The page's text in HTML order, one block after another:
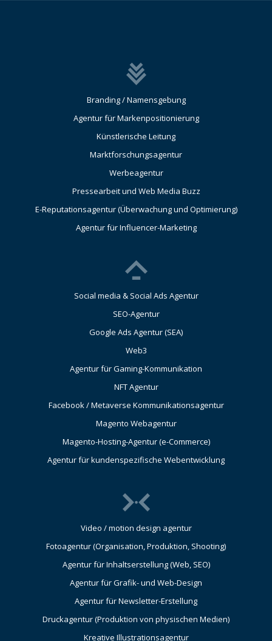
Branding / Namensgebung
Agentur für Markenpositionierung
Künstlerische Leitung
Marktforschungsagentur
Werbeagentur
Pressearbeit und Web Media Buzz
E-Reputationsagentur (Überwachung und Optimierung)
Agentur für Influencer-Marketing
Social media & Social Ads Agentur
SEO-Agentur
Google Ads Agentur (SEA)
Web3
Agentur für Gaming-Kommunikation
NFT Agentur
Facebook / Metaverse Kommunikationsagentur
Magento Webagentur
Magento-Hosting-Agentur (e-Commerce)
Agentur für kundenspezifische Webentwicklung
Video / motion design agentur
Fotoagentur (Organisation, Produktion, Shooting)
Agentur für Inhaltserstellung (Web, SEO)
Agentur für Grafik- und Web-Design
Agentur für Newsletter-Erstellung
Druckagentur (Produktion von physischen Medien)
Kreative Illustrationsagentur